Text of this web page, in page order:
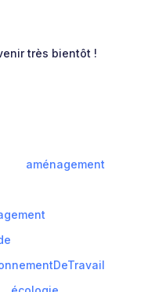
très bientôt !
aménagement